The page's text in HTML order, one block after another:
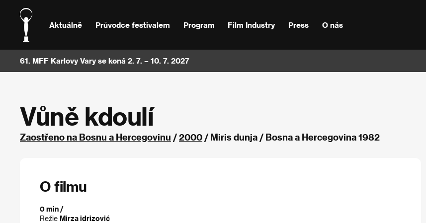
Aktuálně Průvodce festivalem Program Film Industry Press O nás
61. MFF Karlovy Vary se koná 2. 7. – 10. 7. 2027
Vůně kdoulí
Zaostřeno na Bosnu a Hercegovinu /2000 / Miris dunja / Bosna a Hercegovina 1982
O filmu
0 min /
Režie Mirza idrizović